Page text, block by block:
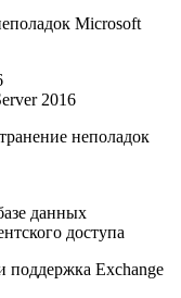
Microsoft
2016
неполадок
данных
доступа
поддержка Exchange